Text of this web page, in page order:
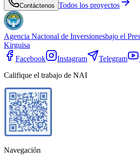
Contáctenos Todos los proyectos
Agencia Nacional de Inversionesbajo el
Kirguisa
Facebook
Instagram Telegram
Califique el trabajo de NAI
Navegación